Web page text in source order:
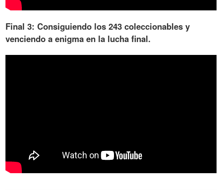
Final 3: Consiguiendo los 243 coleccionables y
venciendo a enigma en la lucha final.